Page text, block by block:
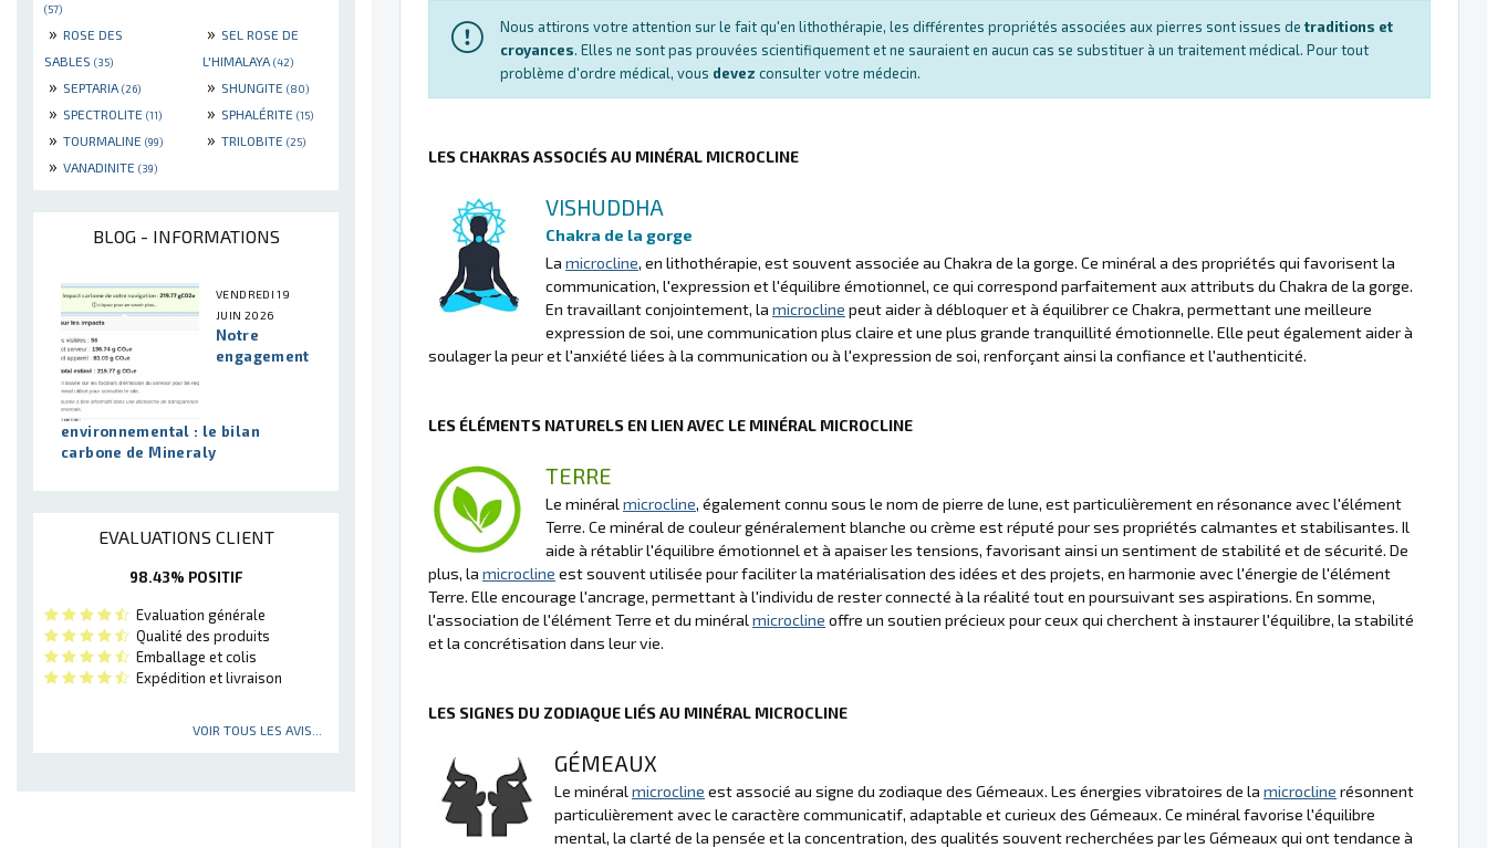
(57)
» ROSE DES
SABLES (35)
» SEL ROSE DE
L'HIMALAYA (42)
» SEPTARIA (26) » SHUNGITE (80)
» SPECTROLITE (11) » SPHALÉRITE (15)
» TOURMALINE (99) » TRILOBITE (25)
» VANADINITE (39)
BLOG - INFORMATIONS
VENDREDI 19
JUIN 2026
Notre
engagement
environnemental : le bilan
carbone de Mineraly
EVALUATIONS CLIENT
98.43% POSITIF
Evaluation générale
Qualité des produits
Emballage et colis
Expédition et livraison
VOIR TOUS LES AVIS...
Nous attirons votre attention sur le fait qu'en lithothérapie, les différentes propriétés associées aux pierres sont issues de traditions et
croyances. Elles ne sont pas prouvées scientifiquement et ne sauraient en aucun cas se substituer à un traitement médical. Pour tout
problème d'ordre médical, vous devez consulter votre médecin.
LES CHAKRAS ASSOCIÉS AU MINÉRAL MICROCLINE
VISHUDDHA
Chakra de la gorge
La microcline, en lithothérapie, est souvent associée au Chakra de la gorge. Ce minéral a des propriétés qui favorisent la
communication, l'expression et l'équilibre émotionnel, ce qui correspond parfaitement aux attributs du Chakra de la gorge.
En travaillant conjointement, la microcline peut aider à débloquer et à équilibrer ce Chakra, permettant une meilleure
expression de soi, une communication plus claire et une plus grande tranquillité émotionnelle. Elle peut également aider à
soulager la peur et l'anxiété liées à la communication ou à l'expression de soi, renforçant ainsi la confiance et l'authenticité.
LES ÉLÉMENTS NATURELS EN LIEN AVEC LE MINÉRAL MICROCLINE
TERRE
Le minéral microcline, également connu sous le nom de pierre de lune, est particulièrement en résonance avec l'élément
Terre. Ce minéral de couleur généralement blanche ou crème est réputé pour ses propriétés calmantes et stabilisantes. Il
aide à rétablir l'équilibre émotionnel et à apaiser les tensions, favorisant ainsi un sentiment de stabilité et de sécurité. De
plus, la microcline est souvent utilisée pour faciliter la matérialisation des idées et des projets, en harmonie avec l'énergie de l'élément
Terre. Elle encourage l'ancrage, permettant à l'individu de rester connecté à la réalité tout en poursuivant ses aspirations. En somme,
l'association de l'élément Terre et du minéral microcline offre un soutien précieux pour ceux qui cherchent à instaurer l'équilibre, la stabilité
et la concrétisation dans leur vie.
LES SIGNES DU ZODIAQUE LIÉS AU MINÉRAL MICROCLINE
GÉMEAUX
Le minéral microcline est associé au signe du zodiaque des Gémeaux. Les énergies vibratoires de la microcline résonnent
particulièrement avec le caractère communicatif, adaptable et curieux des Gémeaux. Ce minéral favorise l'équilibre
mental, la clarté de la pensée et la concentration, des qualités souvent recherchées par les Gémeaux qui ont tendance à